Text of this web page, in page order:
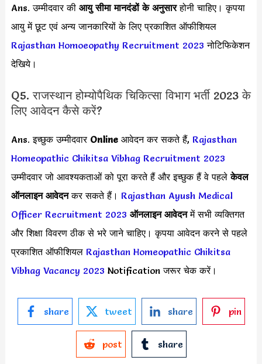
Ans. उम्मीदवार की आयु सीमा मानदंडों के अनुसारहोनी चाहिए। कृपया
आयु में छूट एवं अन्य जानकारियों के लिए प्रकाशित ऑफीशियल
Rajasthan Homoeopathy Recruitment 2023 नोटिफिकेशन
देखिये।
Q5. राजस्थान होम्योपैथिक चिकित्सा विभाग भर्ती 2023 के
लिए आवेदन कैसे करें?
Ans. इच्छुक उम्मीदवार Online आवेदन कर सकते हैं, Rajasthan
Homeopathic Chikitsa Vibhag Recruitment 2023
उम्मीदवार जो आवश्यकताओं को पूरा करते हैं और इच्छुक हैं वे पहलेकेवल
ऑनलाइन आवेदनकर सकते हैं। Rajasthan Ayush Medical
Officer Recruitment 2023 ऑनलाइन आवेदनमें सभी व्यक्तिगत
और शिक्षा विवरण ठीक से भरे जाने चाहिए। कृपया आवेदन करने से पहले
प्रकाशित ऑफीशियल Rajasthan Homeopathic Chikitsa
Vibhag Vacancy 2023 Notification जरूर चेक करें।
share tweet share pin
post share